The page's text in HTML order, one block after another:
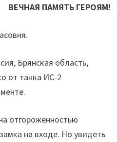
ВЕЧНАЯ ПАМЯТЬ ГЕРОЯМ!
Брянская область,
от танка ИС-2
отгороженностью
на входе. Но увидеть